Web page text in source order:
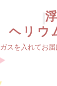
ヘリウ
ガスを入れてお